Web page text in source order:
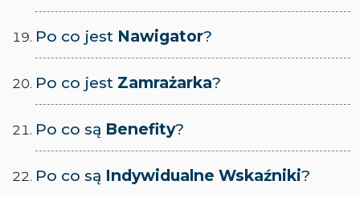
Po co jest Nawigator?
Po co jest Zamrażarka?
Po co są Benefity?
Po co są Indywidualne Wskaźniki?